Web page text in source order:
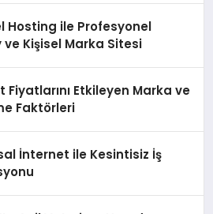
Hosting ile Profesyonel
ve Kişisel Marka Sitesi
Fiyatlarını Etkileyen Marka ve
Faktörleri
İnternet ile Kesintisiz İş